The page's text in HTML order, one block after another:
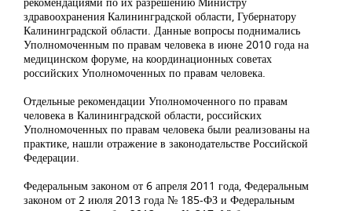
здравоохранения Калининградской области, Губернатору
Калининградской области. Данные вопросы поднимались
Уполномоченным по правам человека в июне 2010 года на
медицинском форуме, на координационных советах
российских Уполномоченных по правам человека.
Отдельные рекомендации Уполномоченного по правам
человека в Калининградской области, российских
Уполномоченных по правам человека были реализованы на
практике, нашли отражение в законодательстве Российской
Федерации.
Федеральным законом от 6 апреля 2011 года, Федеральным
законом от 2 июля 2013 года № 185-ФЗ и Федеральным